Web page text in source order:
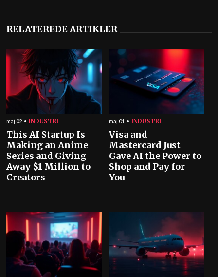
RELATEREDE ARTIKLER
maj 02 INDUSTRI
This AI Startup Is
Making an Anime
Series and Giving
Away $1 Million to
Creators
maj 01 INDUSTRI
Visa and
Mastercard Just
Gave AI the Power to
Shop and Pay for
You